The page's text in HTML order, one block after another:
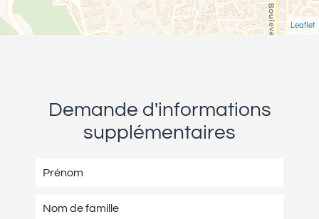
Leaflet
Demande d'informations
supplémentaires